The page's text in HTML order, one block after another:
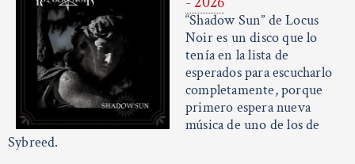
“Shadow Sun” de Locus
Noir es un disco que lo
tenía en la lista de
esperados para escucharlo
completamente, porque
primero espera nueva
música de uno de los de
Sybreed.